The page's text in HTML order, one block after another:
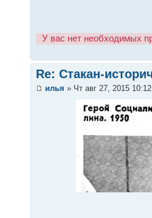
У вас нет необходимых
Re: Стакан-
илья » Чт авг 27, 2015